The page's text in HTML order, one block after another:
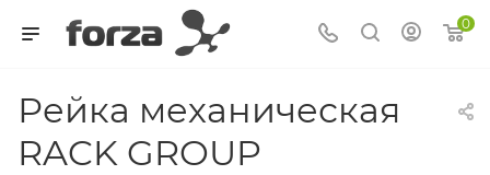
0
Рейка механическая
RACK GROUP